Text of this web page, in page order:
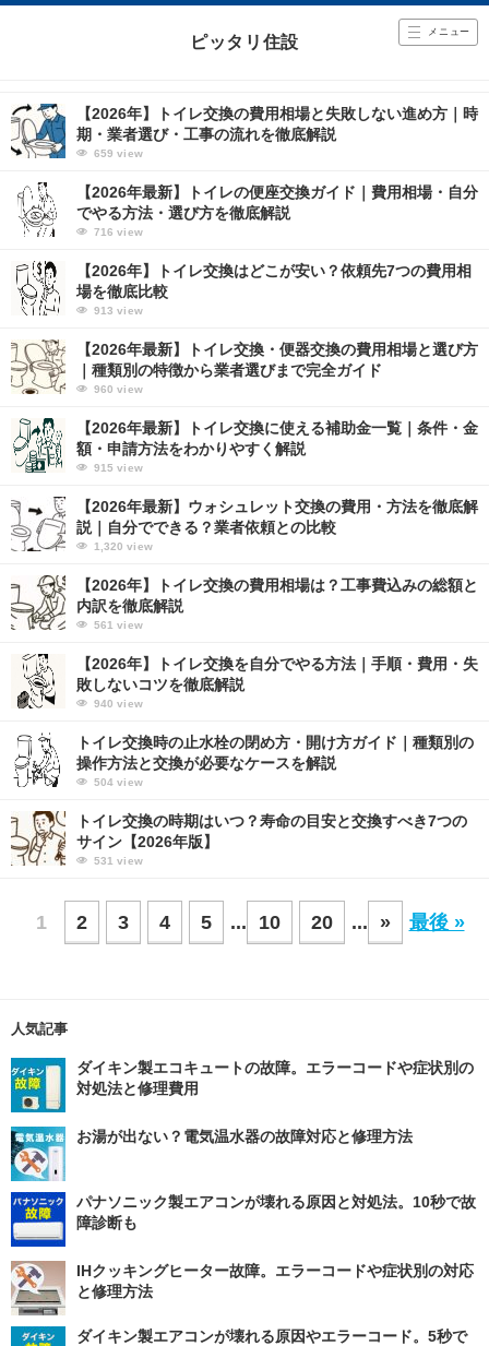
ピッタリ住設
メニュー
【2026年】トイレ交換の費用相場と失敗しない進め方｜時
期・業者選び・工事の流れを徹底解説
659 view
【2026年最新】トイレの便座交換ガイド｜費用相場・自分
でやる方法・選び方を徹底解説
716 view
【2026年】トイレ交換はどこが安い？依頼先7つの費用相
場を徹底比較
913 view
【2026年最新】トイレ交換・便器交換の費用相場と選び方
｜種類別の特徴から業者選びまで完全ガイド
960 view
【2026年最新】トイレ交換に使える補助金一覧｜条件・金
額・申請方法をわかりやすく解説
915 view
【2026年最新】ウォシュレット交換の費用・方法を徹底解
説｜自分でできる？業者依頼との比較
1,320 view
【2026年】トイレ交換の費用相場は？工事費込みの総額と
内訳を徹底解説
561 view
【2026年】トイレ交換を自分でやる方法｜手順・費用・失
敗しないコツを徹底解説
940 view
トイレ交換時の止水栓の閉め方・開け方ガイド｜種類別の
操作方法と交換が必要なケースを解説
504 view
トイレ交換の時期はいつ？寿命の目安と交換すべき7つの
サイン【2026年版】
531 view
1 2 3 4 5 ... 10 20 ... » 最後 »
人気記事
ダイキン製エコキュートの故障。エラーコードや症状別の
対処法と修理費用
お湯が出ない？電気温水器の故障対応と修理方法
パナソニック製エアコンが壊れる原因と対処法。10秒で故
障診断も
IHクッキングヒーター故障。エラーコードや症状別の対応
と修理方法
ダイキン製エアコンが壊れる原因やエラーコード。5秒で